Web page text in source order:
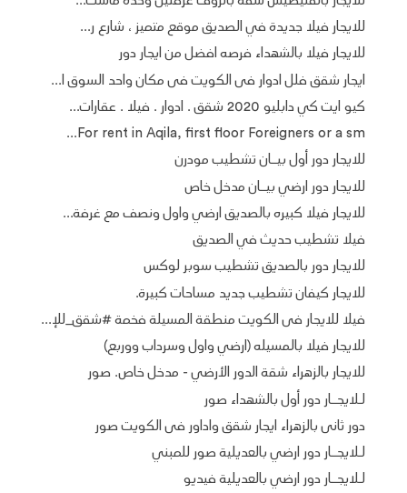
للايجار فيلا جديدة في الصديق موقع متميز ، شارع ر...
للايجار فيلا بالشهداء فرصه افضل من ايجار دور
ايجار شقق فلل ادوار فى الكويت فى مكان واحد السوق ا...
كيو ايت كي دابليو 2020 شقق . ادوار . فيلا . عقارات...
For rent in Aqila, first floor Foreigners or a sm...
للايجار دور أول بيــان تشطيب مودرن
للايجار دور ارضي بيــان مدخل خاص
للايجار فيلا كبيره بالصديق ارضي واول ونصف مع غرفة...
فيلا تشطيب حديث في الصديق
للايجار دور بالصديق تشطيب سوبر لوكس
للايجار كيفان تشطيب جديد مساحات كبيرة.
فيلا للايجار فى الكويت منطقة المسيلة فخمة #شقق_للإ...
للايجار فيلا بالمسيله (ارضي واول وسرداب ووربع)
للايجار بالزهراء شقة الدور الأرضي - مدخل خاص. صور
لـلايجــار دور أول بالشهداء صور
دور ثانى بالزهراء ايجار شقق واداور فى الكويت صور
لـلايجــار دور ارضي بالعديلية صور للمبني
لـلايجــار دور ارضي بالعديلية فيديو